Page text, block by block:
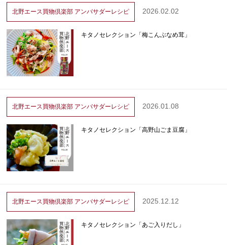
北野エース買物倶楽部 アンバサダーレシピ 2026.02.02
キタノセレクション「梅こんぶなめ茸」
北野エース買物倶楽部 アンバサダーレシピ 2026.01.08
キタノセレクション「高野山ごま豆腐」
北野エース買物倶楽部 アンバサダーレシピ 2025.12.12
キタノセレクション「あご入りだし」